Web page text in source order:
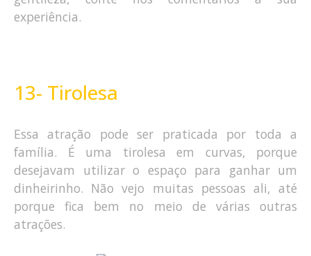
experiência.
13- Tirolesa
Essa atração pode ser praticada por toda a
família. É uma tirolesa em curvas, porque
desejavam utilizar o espaço para ganhar um
dinheirinho. Não vejo muitas pessoas ali, até
porque fica bem no meio de várias outras
atrações.